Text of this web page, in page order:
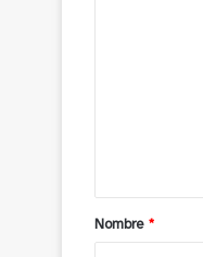
a
rNombre *